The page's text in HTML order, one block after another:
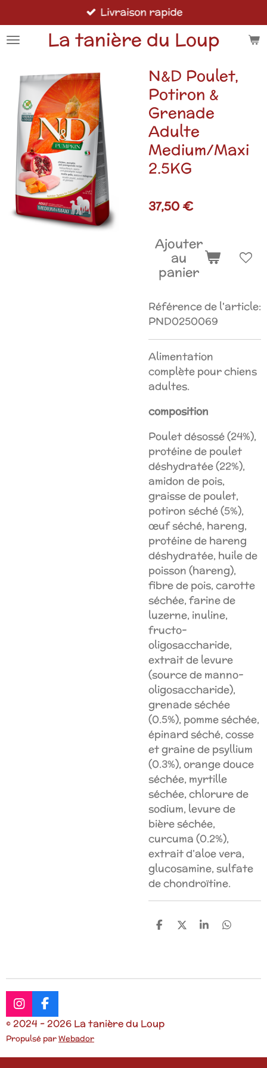
au
contenu
La tanière du Loup
Livraison rapide
N&D Poulet,
Potiron &
Grenade
Adulte
Medium/Maxi
2.5KG
37,50 €
Ajouter
au
panier
Référence de l'article:
PND0250069
Alimentation
complète pour chiens
adultes.
composition
Poulet désossé (24%),
protéine de poulet
déshydratée (22%),
amidon de pois,
graisse de poulet,
potiron séché (5%),
œuf séché, hareng,
protéine de hareng
déshydratée, huile de
poisson (hareng),
fibre de pois, carotte
séchée, farine de
luzerne, inuline,
fructo-
oligosaccharide,
extrait de levure
(source de manno-
oligosaccharide),
grenade séchée
(0.5%), pomme séchée,
épinard séché, cosse
et graine de psyllium
(0.3%), orange douce
séchée, myrtille
séchée, chlorure de
sodium, levure de
bière séchée,
curcuma (0.2%),
extrait d’aloe vera,
glucosamine, sulfate
de chondroïtine.
P
g
P
g
P
g
P
g
I
n
t
a
F
a
e
b
© 2024 - 2026 La tanière du Loup
Propulsé parWebador